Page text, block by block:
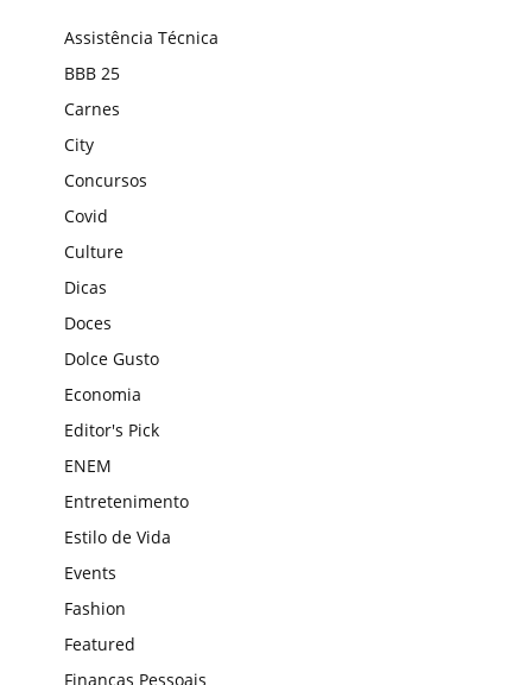
Assistência Técnica
BBB 25
Carnes
City
Concursos
Covid
Culture
Dicas
Doces
Dolce Gusto
Economia
Editor's Pick
ENEM
Entretenimento
Estilo de Vida
Events
Fashion
Featured
Finanças Pessoais